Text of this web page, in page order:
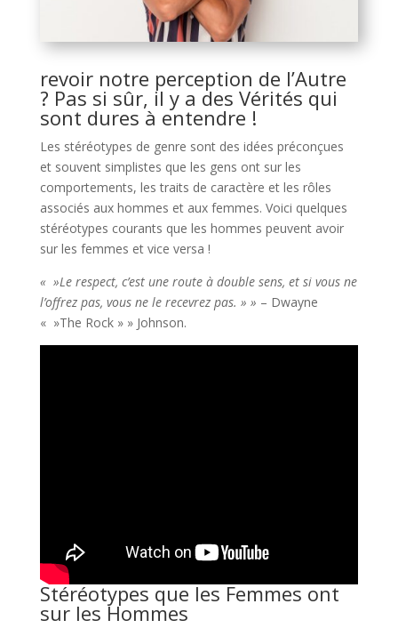
revoir notre perception de l’Autre
? Pas si sûr, il y a des Vérités qui
sont dures à entendre !
Les stéréotypes de genre sont des idées préconçues
et souvent simplistes que les gens ont sur les
comportements, les traits de caractère et les rôles
associés aux hommes et aux femmes. Voici quelques
stéréotypes courants que les hommes peuvent avoir
sur les femmes et vice versa !
« »Le respect, c’est une route à double sens, et si vous ne
l’offrez pas, vous ne le recevrez pas. » » – Dwayne
« »The Rock » » Johnson.
Stéréotypes que les Femmes ont
sur les Hommes